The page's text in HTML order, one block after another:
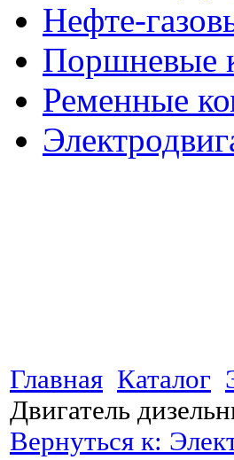
Нефте-
Поршневые
Ременные
Главная Каталог
Двигатель
Вернуться к: